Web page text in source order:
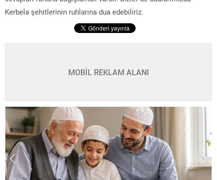
Kerbela şehitlerinin ruhlarına dua edebiliriz.
MOBİL REKLAM ALANI